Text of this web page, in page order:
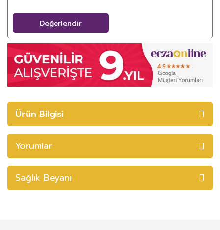
Değerlendir
Ürün Bilgisi
Yorumlar
Sağlık Beyanı